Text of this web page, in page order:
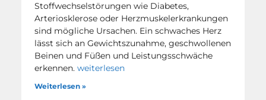
Stoffwechselstörungen wie Diabetes,
Arteriosklerose oder Herzmuskelerkrankungen
sind mögliche Ursachen. Ein schwaches Herz
lässt sich an Gewichtszunahme, geschwollenen
Beinen und Füßen und Leistungsschwäche
erkennen.weiterlesen
Weiterlesen »